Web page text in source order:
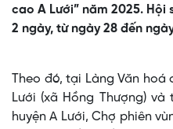
cao A Lưới” năm 2025. Hội
2 ngày, từ ngày 28 đến
Theo đó, tại Làng Văn hoá
Lưới (xã Hồng Thượng)
huyện A Lưới, Chợ phiên